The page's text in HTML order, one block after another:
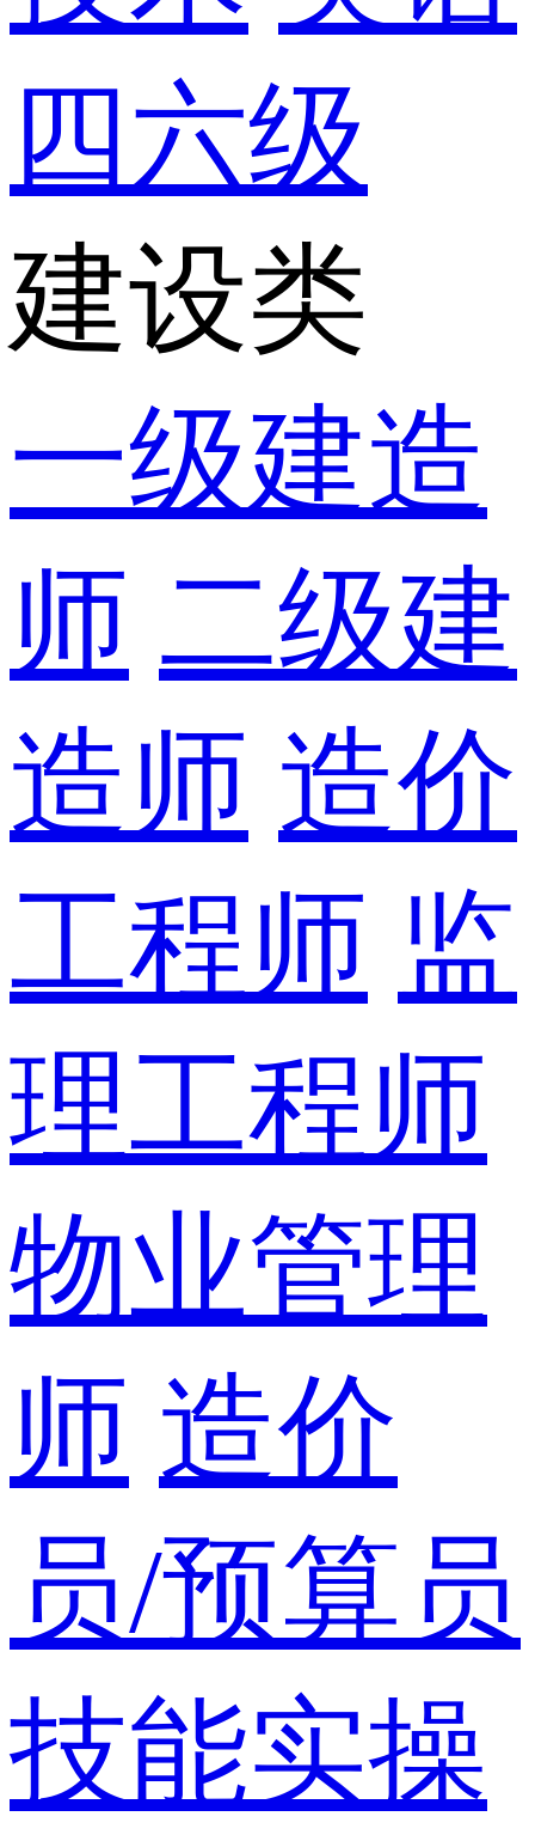
四六级
建设类
一级建造
师 二级建
造师 造价
工程师 监
理工程师
物业管理
师 造价
员/预算员
技能实操